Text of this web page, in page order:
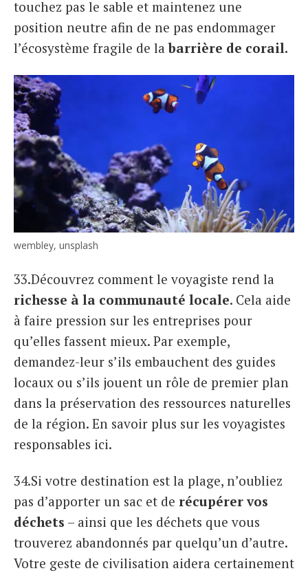
touchez pas le sable et maintenez une
position neutre afin de ne pas endommager
l’écosystème fragile de labarrière de corail.
wembley, unsplash
33.Découvrez comment le voyagiste rend la
richesse à la communauté locale. Cela aide
à faire pression sur les entreprises pour
qu’elles fassent mieux. Par exemple,
demandez-leur s’ils embauchent des guides
locaux ou s’ils jouent un rôle de premier plan
dans la préservation des ressources naturelles
de la région. En savoir plus sur les voyagistes
responsables ici.
34.Si votre destination est la plage, n’oubliez
pas d’apporter un sac et de récupérer vos
déchets – ainsi que les déchets que vous
trouverez abandonnés par quelqu’un d’autre.
Votre geste de civilisation aidera certainement